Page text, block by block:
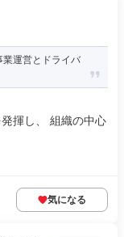
業運営とドライバ
揮し、 組織の中心
気になる